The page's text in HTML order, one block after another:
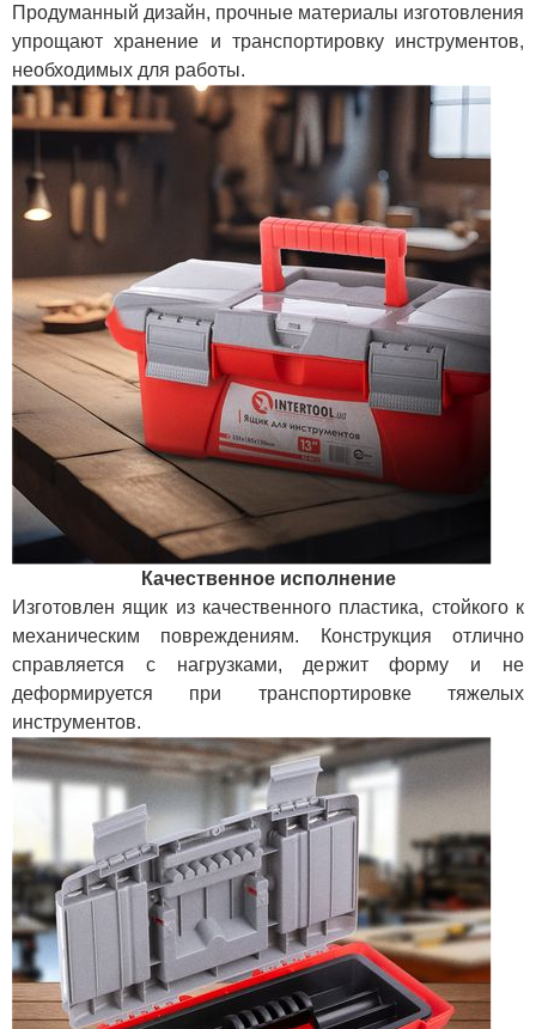
Продуманный дизайн, прочные материалы изготовления
упрощают хранение и транспортировку инструментов,
необходимых для работы.
Качественное исполнение
Изготовлен ящик из качественного пластика, стойкого к
механическим повреждениям. Конструкция отлично
справляется с нагрузками, держит форму и не
деформируется при транспортировке тяжелых
инструментов.